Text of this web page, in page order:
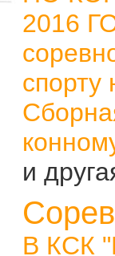
2016
спорту
и
В КСК